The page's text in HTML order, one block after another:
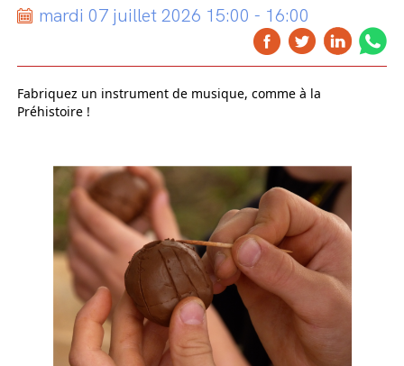
mardi 07 juillet 2026 15:00 - 16:00
Fabriquez un instrument de musique, comme à la
Préhistoire !